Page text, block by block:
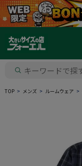
TOP メンズ ルームウェア